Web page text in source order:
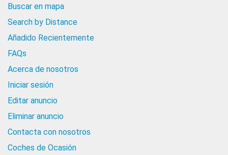
Buscar en mapa
Search by Distance
Añadido Recientemente
FAQs
Acerca de nosotros
Iniciar sesión
Editar anuncio
Eliminar anuncio
Contacta con nosotros
Coches de Ocasión